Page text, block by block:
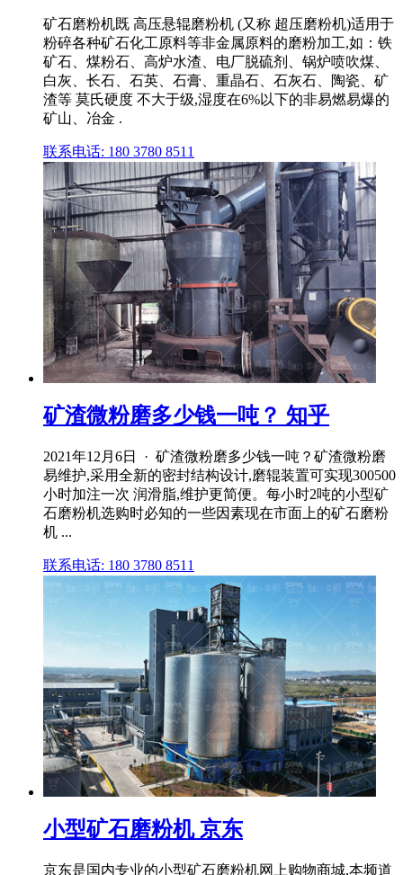
矿石磨粉机既 高压悬辊磨粉机 (又称 超压磨粉机)适用于
粉碎各种矿石化工原料等非金属原料的磨粉加工,如：铁
矿石、煤粉石、高炉水渣、电厂脱硫剂、锅炉喷吹煤、
白灰、长石、石英、石膏、重晶石、石灰石、陶瓷、矿
渣等 莫氏硬度 不大于级,湿度在6%以下的非易燃易爆的
矿山、冶金 .
联系电话: 180 3780 8511
矿渣微粉磨多少钱一吨？ 知乎
2021年12月6日 · 矿渣微粉磨多少钱一吨？矿渣微粉磨
易维护,采用全新的密封结构设计,磨辊装置可实现300500
小时加注一次 润滑脂,维护更简便。每小时2吨的小型矿
石磨粉机选购时必知的一些因素现在市面上的矿石磨粉
机 ...
联系电话: 180 3780 8511
小型矿石磨粉机 京东
京东是国内专业的小型矿石磨粉机网上购物商城,本频道